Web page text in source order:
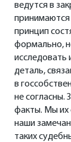
ведутся в
принимаются
принцип
формально,
деталь,
в
не согласны.
факты. Мы их
наши
таких